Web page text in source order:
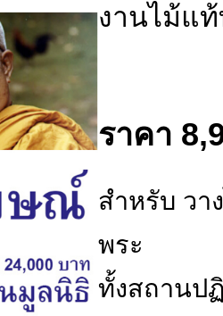
งานไม้แ
ราคา
สำหรับ วา
พระ
ทั้งสถานป